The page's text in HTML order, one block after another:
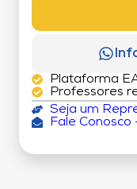
Plataforma
Professores
Seja um
Fale